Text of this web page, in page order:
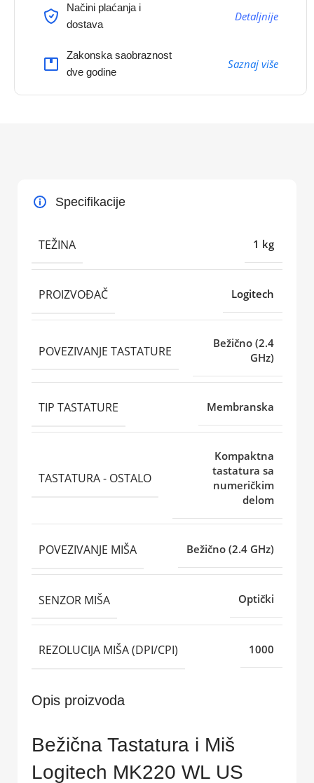
Načini plaćanja i
dostava
Detaljnije
Zakonska saobraznost
dve godine
Saznaj više
Specifikacije
TEŽINA 1 kg
PROIZVOĐAČ Logitech
POVEZIVANJE TASTATURE
Bežično (2.4
GHz)
TIP TASTATURE Membranska
TASTATURA - OSTALO
Kompaktna
tastatura sa
numeričkim
delom
POVEZIVANJE MIŠA Bežično (2.4 GHz)
SENZOR MIŠA Optički
REZOLUCIJA MIŠA (DPI/CPI) 1000
Opis proizvoda
Bežična Tastatura i Miš
Logitech MK220 WL US